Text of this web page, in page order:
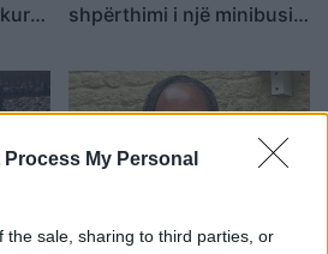
Process My Personal
the sale, sharing to third parties, or
shpërthimi i një minibusi
Profesori i Kembrixhit